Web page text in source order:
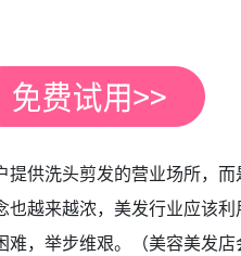
供洗头剪发的营业场所，
越来越浓，美发行业应该
，举步维艰。（美容美发店